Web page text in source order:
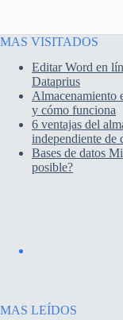
MAS VISITADOS
Editar Word en
Dataprius
Almacenamiento
y cómo funciona
6 ventajas del
independiente de
Bases de datos
posible?
MAS LEÍDOS